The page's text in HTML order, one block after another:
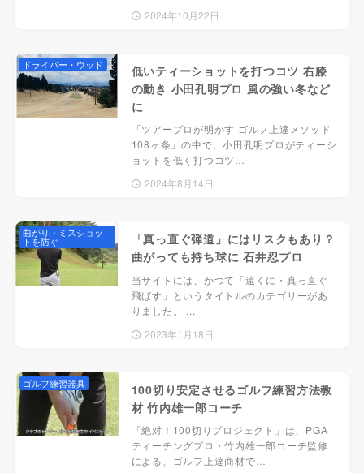
2024年10月22日
低いティーショットを打つコツ 右膝
の動き 小田孔明プロ 風の強い冬など
に
「ツアープロが明かす ゴルフ上達メソッド
108ヶ条」の中で、小田孔明プロがティーシ
ョットを低く打つコツ…
2024年8月14日
ドライバー・ウッド
「真っ直ぐ弾道」にはリスクもあり？
曲がっても持ち球に 石井忍プロ
当サイトには、かつて「遠くに・真っ直ぐ
飛ばす」というタイトルのカテゴリーがあ
りました。 ...
2023年1月18日
曲がり・ミスショッ
トを防ぐ
100切り安定させるゴルフ練習方法教
材 竹内雄一郎コーチ
「絶対！100切りプロジェクト」は、PGA
ティーチングプロ・竹内雄一郎コーチ監修
による、ゴルフ上達商材で…
ゴルフ練習器具